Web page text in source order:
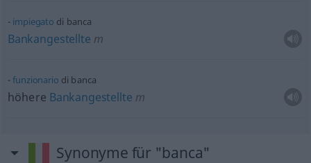
impiegato di banca
Bankangestellte m
funzionario di banca
höhere Bankangestellte m
Synonyme für "banca"